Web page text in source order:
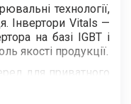
технології,
Інвертори Vitals —
на базі IGBT і
якості продукції.
для приватного